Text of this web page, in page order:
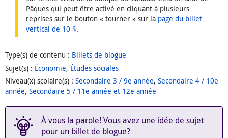
Pâques qui peut être activé en cliquant à plusieurs
reprises sur le bouton « tourner » sur la page du billet
vertical de 10 $.
Type(s) de contenu : Billets de blogue
Sujet(s) : Économie, Études sociales
Niveau(x) scolaire(s) : Secondaire 3 / 9e année, Secondaire 4 / 10e
année, Secondaire 5 / 11e année et 12e année
À vous la parole! Vous avez une idée de sujet
pour un billet de blogue?